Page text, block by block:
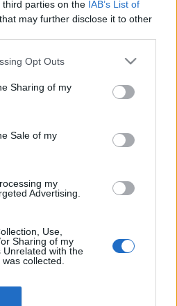
parties on the IAB’s List of
that may further disclose it to other
Opt Outs
Sharing of my
Sale of my
my
Advertising.
Use,
Sharing of my
Unrelated with the
collected.
oder eigene Themen
Du Dich bitte zunächst
Du noch keinen
registriere Dich neu.
nächsten Besuch in
5 Juni 2026
76.965